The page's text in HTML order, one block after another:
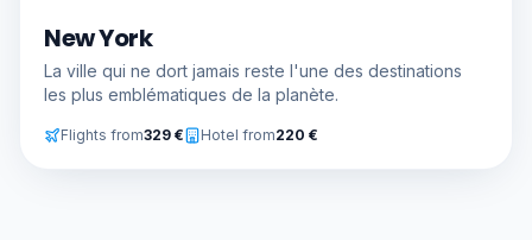
New York
La ville qui ne dort jamais reste l'une des destinations
les plus emblématiques de la planète.
Flights from329 € Hotel from220 €